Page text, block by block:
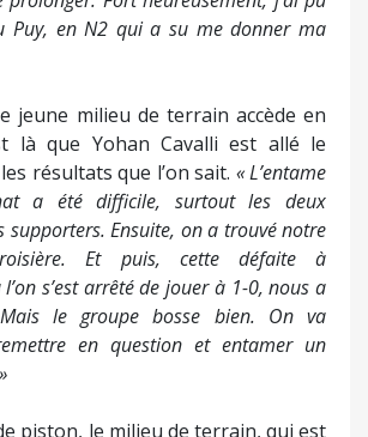
Puy, en N2 qui a su me donner ma
jeune milieu de terrain accède en
là que Yohan Cavalli est allé le
résultats que l’on sait. « L’entame
a été difficile, surtout les deux
supporters. Ensuite, on a trouvé notre
Et puis, cette défaite à
s’est arrêté de jouer à 1-0, nous a
le groupe bosse bien. On va
en question et entamer un
piston, le milieu de terrain, qui est